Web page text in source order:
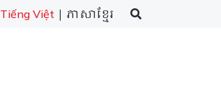
Tiếng Việt | ភាសាខ្មែរ